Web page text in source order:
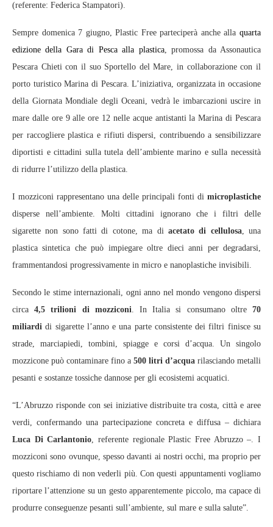
(referente: Federica Stampatori).
Sempre domenica 7 giugno, Plastic Free parteciperà anche alla quarta
edizione della Gara di Pesca alla plastica, promossa da Assonautica
Pescara Chieti con il suo Sportello del Mare, in collaborazione con il
porto turistico Marina di Pescara. L’iniziativa, organizzata in occasione
della Giornata Mondiale degli Oceani, vedrà le imbarcazioni uscire in
mare dalle ore 9 alle ore 12 nelle acque antistanti la Marina di Pescara
per raccogliere plastica e rifiuti dispersi, contribuendo a sensibilizzare
diportisti e cittadini sulla tutela dell’ambiente marino e sulla necessità
di ridurre l’utilizzo della plastica.
I mozziconi rappresentano una delle principali fonti di microplastiche
disperse nell’ambiente. Molti cittadini ignorano che i filtri delle
sigarette non sono fatti di cotone, ma di acetato di cellulosa, una
plastica sintetica che può impiegare oltre dieci anni per degradarsi,
frammentandosi progressivamente in micro e nanoplastiche invisibili.
Secondo le stime internazionali, ogni anno nel mondo vengono dispersi
circa4,5 trilioni di mozziconi. In Italia si consumano oltre70
miliardi di sigarette l’anno e una parte consistente dei filtri finisce su
strade, marciapiedi, tombini, spiagge e corsi d’acqua. Un singolo
mozzicone può contaminare fino a 500 litri d’acqua rilasciando metalli
pesanti e sostanze tossiche dannose per gli ecosistemi acquatici.
“L’Abruzzo risponde con sei iniziative distribuite tra costa, città e aree
verdi, confermando una partecipazione concreta e diffusa – dichiara
Luca Di Carlantonio, referente regionale Plastic Free Abruzzo –. I
mozziconi sono ovunque, spesso davanti ai nostri occhi, ma proprio per
questo rischiamo di non vederli più. Con questi appuntamenti vogliamo
riportare l’attenzione su un gesto apparentemente piccolo, ma capace di
produrre conseguenze pesanti sull’ambiente, sul mare e sulla salute”.